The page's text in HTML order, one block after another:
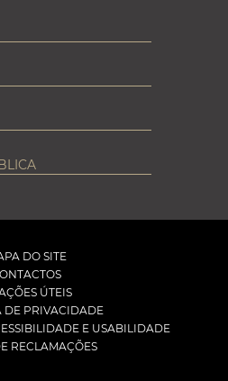
DO SITE
ÚTEIS
DE PRIVACIDADE
E USABILIDADE
RECLAMAÇÕES